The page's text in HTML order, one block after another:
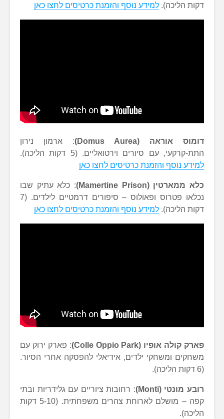
דקות הליכה). למידע נוסף והזמנת כרטיסים לחצו כאן
דומוס אוראה (Domus Aurea)
: ארמון נירון
התת-קרקעי, עם סיורים וירטואליים. (5 דקות הליכה).
למידע נוסף והזמנת כרטיסים לחצו כאן
כלא ממארטין (Mamertine Prison)
: כלא עתיק שבו
נכלאו פטרוס ופאולוס – סיפורים דרמטיים לילדים. (7
דקות הליכה). למידע נוסף והזמנת כרטיסים לחצו כאן
פארק קולה אופיו (Colle Oppio Park)
: פארק ירוק עם
משחקים ומשחקי ילדים, אידיאלי להפסקה אחרי הסיור.
(6 דקות הליכה).
רובע מונטי (Monti)
: רחובות ציוריים עם גלידריות ובתי
קפה – מושלם לארוחת צהרים משפחתית. (5-10 דקות
הליכה).